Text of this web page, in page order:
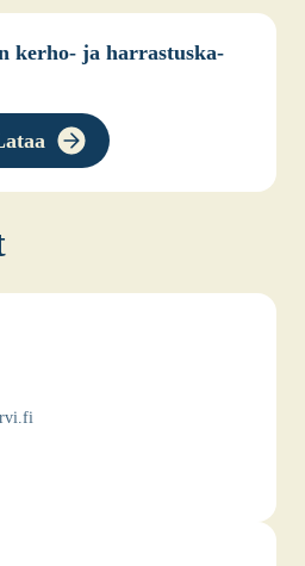
ker­ho- ja har­ras­tus­ka­